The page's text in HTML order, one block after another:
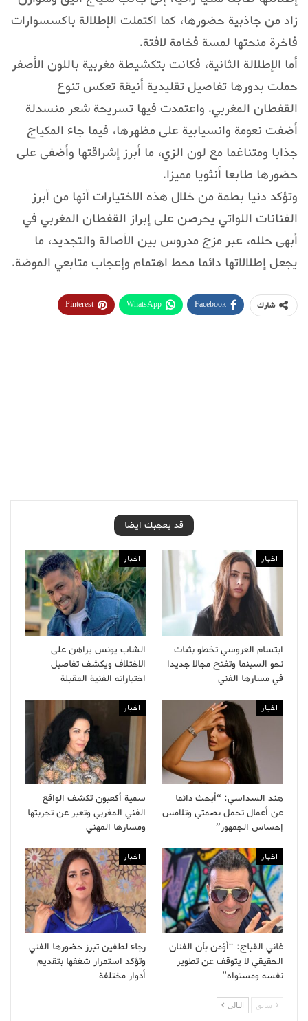
زاد من جاذبية حضورها، كما اكتملت الإطلالة باكسسوارات
فاخرة منحتها لمسة فخامة لافتة.
أما الإطلالة الثانية، فكانت بتكشيطة مغربية باللون الأصفر
حملت بدورها تفاصيل تقليدية أنيقة تعكس تنوع
القفطان المغربي. واعتمدت فيها تسريحة شعر منسدلة
أضفت نعومة وانسيابية على مظهرها، فيما جاء المكياج
جذابا ومتناغما مع لون الزي، ما أبرز إشراقتها وأضفى على
حضورها طابعا أنثويا مميزا.
وتؤكد دنيا بطمة من خلال هذه الاختيارات أنها من أبرز
الفنانات اللواتي يحرصن على إبراز القفطان المغربي في
أبهى حلله، عبر مزج مدروس بين الأصالة والتجديد، ما
يجعل إطلالاتها دائما محط اهتمام وإعجاب متابعي الموضة.
شارك Facebook
WhatsApp
Pinterest
قد يعجبك ايضا
اخبار
ابتسام العروسي تخطو بثبات
نحو السينما وتفتح مجالا جديدا
في مسارها الفني
اخبار
الشاب يونس يراهن على
الاختلاف ويكشف تفاصيل
اختياراته الفنية المقبلة
اخبار
هند السداسي: “أبحث دائما
عن أعمال تحمل بصمتي وتلامس
إحساس الجمهور”
اخبار
سمية أكعبون تكشف الواقع
الفني المغربي وتعبر عن تجربتها
ومسارها المهني
اخبار
غاني القباج: “أؤمن بأن الفنان
الحقيقي لا يتوقف عن تطوير
نفسه ومستواه”
اخبار
رجاء لطفين تبرز حضورها الفني
وتؤكد استمرار شغفها بتقديم
أدوار مختلفة
سابق التالى